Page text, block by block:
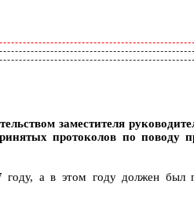
заместителя
протоколов по поводу
а в этом году должен был